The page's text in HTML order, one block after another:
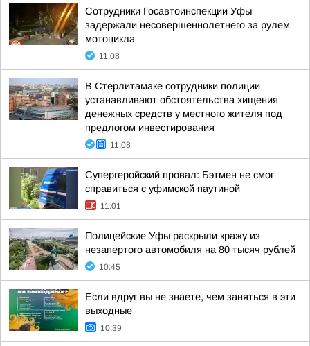
Сотрудники Госавтоинспекции Уфы
задержали несовершеннолетнего за рулем
мотоцикла
11:08
В Стерлитамаке сотрудники полиции
устанавливают обстоятельства хищения
денежных средств у местного жителя под
предлогом инвестирования
11:08
Супергеройский провал: Бэтмен не смог
справиться с уфимской паутиной
11:01
Полицейские Уфы раскрыли кражу из
незапертого автомобиля на 80 тысяч рублей
10:45
Если вдруг вы не знаете, чем заняться в эти
выходные
10:39